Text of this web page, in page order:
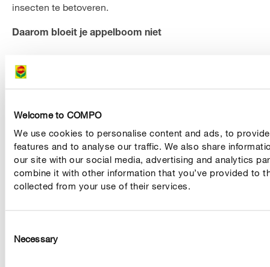
Welcome to COMPO
We use cookies to personalise content and ads, to
features and to analyse our traffic. We also share
our site with our social media, advertising and analytics
combine it with other information that you’ve provided to
collected from your use of their services.
Selection
Necessary
insecten te betoveren.
Daarom bloeit je appelboom niet
bloeit, dan hoef je je geen zorgen te maken. De meeste
boom een eerste maal gaat bloeien. Zelfs heel oude
bomen produceren mogelijks geen bloemen meer omdat
ze al “met pensioen” zijn. Als je de volgende tips
nauwkeurig opvolgt, zal je appelboom zeker bloeien :
- Als je appelboom vorig jaar heel veel bloemen en
verschijnsel van afwisseling